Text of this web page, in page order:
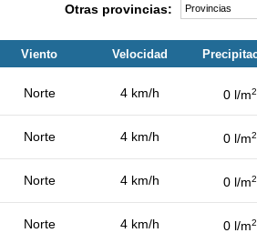
Otras provincias:
Viento Velocidad
Norte 4 km/h 0 l/m2
Norte 4 km/h 0 l/m2
Norte 4 km/h 0 l/m2
Norte 4 km/h 0 l/m2